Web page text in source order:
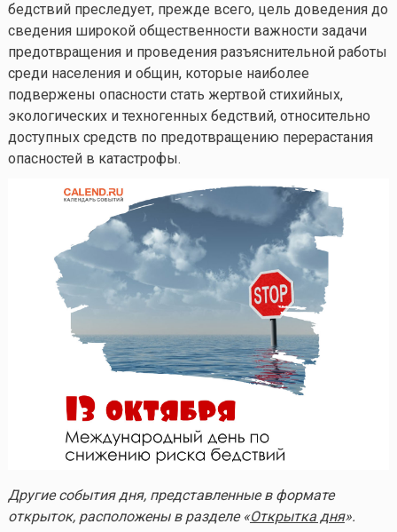
бедствий преследует, прежде всего, цель доведения до
сведения широкой общественности важности задачи
предотвращения и проведения разъяснительной работы
среди населения и общин, которые наиболее
подвержены опасности стать жертвой стихийных,
экологических и техногенных бедствий, относительно
доступных средств по предотвращению перерастания
опасностей в катастрофы.
Другие события дня, представленные в формате
открыток, расположены в разделе «Открытка дня».